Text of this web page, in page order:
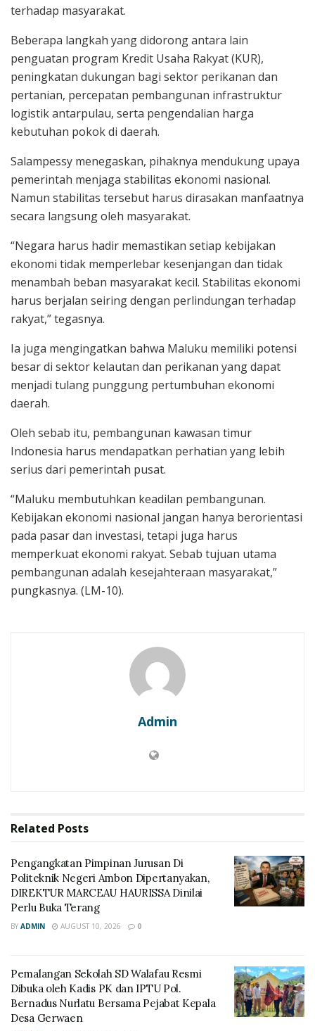
terhadap masyarakat.
Beberapa langkah yang didorong antara lain
penguatan program Kredit Usaha Rakyat (KUR),
peningkatan dukungan bagi sektor perikanan dan
pertanian, percepatan pembangunan infrastruktur
logistik antarpulau, serta pengendalian harga
kebutuhan pokok di daerah.
Salampessy menegaskan, pihaknya mendukung upaya
pemerintah menjaga stabilitas ekonomi nasional.
Namun stabilitas tersebut harus dirasakan manfaatnya
secara langsung oleh masyarakat.
“Negara harus hadir memastikan setiap kebijakan
ekonomi tidak memperlebar kesenjangan dan tidak
menambah beban masyarakat kecil. Stabilitas ekonomi
harus berjalan seiring dengan perlindungan terhadap
rakyat,” tegasnya.
Ia juga mengingatkan bahwa Maluku memiliki potensi
besar di sektor kelautan dan perikanan yang dapat
menjadi tulang punggung pertumbuhan ekonomi
daerah.
Oleh sebab itu, pembangunan kawasan timur
Indonesia harus mendapatkan perhatian yang lebih
serius dari pemerintah pusat.
“Maluku membutuhkan keadilan pembangunan.
Kebijakan ekonomi nasional jangan hanya berorientasi
pada pasar dan investasi, tetapi juga harus
memperkuat ekonomi rakyat. Sebab tujuan utama
pembangunan adalah kesejahteraan masyarakat,”
pungkasnya. (LM-10).
Admin
Related Posts
Pengangkatan Pimpinan Jurusan Di
Politeknik Negeri Ambon Dipertanyakan,
DIREKTUR MARCEAU HAURISSA Dinilai
Perlu Buka Terang
BY ADMIN AUGUST 10, 2026 0
Pemalangan Sekolah SD Walafau Resmi
Dibuka oleh Kadis PK dan IPTU Pol.
Bernadus Nurlatu Bersama Pejabat Kepala
Desa Gerwaen